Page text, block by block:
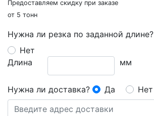
Предоставляем скидку при заказе
от 5 тонн
Нужна ли резка по заданной длине?
Нет
Длина
мм
Нужна ли доставка? Да Нет